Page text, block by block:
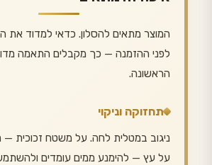
המוצר מתאים להסלון. כדאי למדוד את
לפני ההזמנה — כך מקבלים התאמה
הראשונה.
תחזוקה וניקוי
ניגוב במטלית לחה. על משטח זכוכית —
על עץ — להימנע ממים עומדים